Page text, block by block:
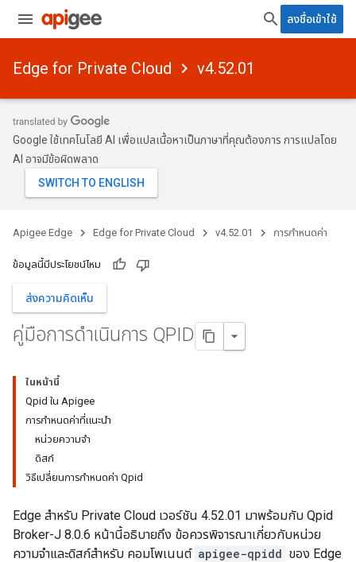
ลงชื่อเข้าใช้
Edge for Private Cloud v4.52.01
Google ใช้เทคโนโลยี AI เพื่อแปลเนื้อหาเป็นภาษาที่คุณต้องการ การแปลโดย
AI อาจมีข้อผิดพลาด
Apigee Edge Edge for Private Cloud v4.52.01 การกำหนดค่า
ข้อมูลนี้มีประโยชน์ไหม
ส่งความคิดเห็น
คู่มือการดำเนินการ QPID
ในหน้านี้
Qpid ใน Apigee
การกำหนดค่าที่แนะนำ
หน่วยความจำ
ดิสก์
วิธีเปลี่ยนการกำหนดค่า Qpid
Edge สำหรับ Private Cloud เวอร์ชัน 4.52.01 มาพร้อมกับ Qpid
Broker-J 8.0.6 หน้านี้อธิบายถึง ข้อควรพิจารณาเกี่ยวกับหน่วย
ความจำและดิสก์สำหรับ คอมโพเนนต์ apigee-qpidd ของ Edge